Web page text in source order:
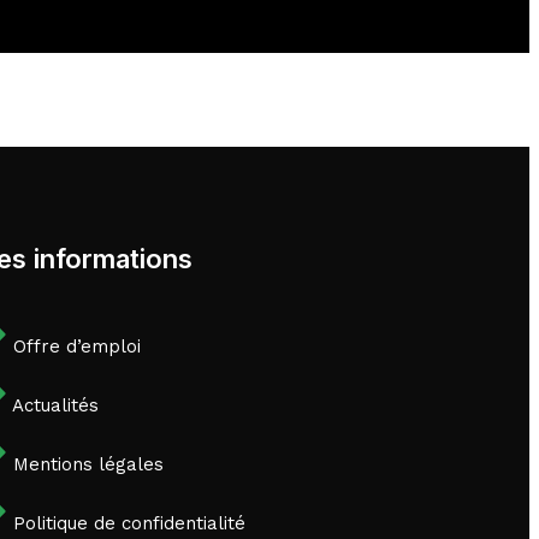
informations
Offre d’emploi
Actualités
Mentions légales
Politique de confidentialité